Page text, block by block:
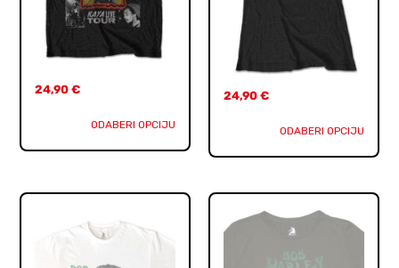
24,90€
ODABERI OPCIJU
24,90 €
ODABERI OPCIJU